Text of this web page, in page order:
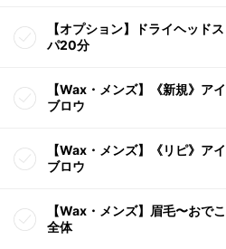
【オプション】ドライヘッドス
パ20分
【Wax・メンズ】《新規》アイ
ブロウ
【Wax・メンズ】《リピ》アイ
ブロウ
【Wax・メンズ】眉毛〜おでこ
全体